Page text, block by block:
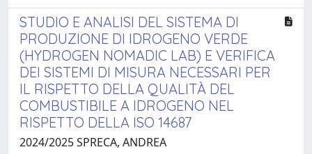
STUDIO E ANALISI DEL SISTEMA DI
PRODUZIONE DI IDROGENO VERDE
(HYDROGEN NOMADIC LAB) E VERIFICA
DEI SISTEMI DI MISURA NECESSARI PER
IL RISPETTO DELLA QUALITÀ DEL
COMBUSTIBILE A IDROGENO NEL
RISPETTO DELLA ISO 14687
2024/2025 SPRECA, ANDREA